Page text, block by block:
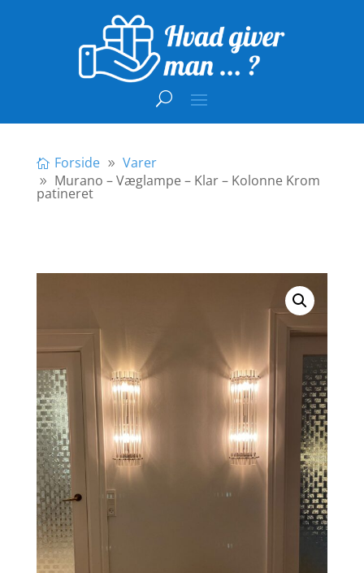
Forside
Varer
Murano – Væglampe – Klar – Kolonne Krom
patineret